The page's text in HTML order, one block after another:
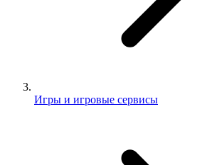
Игры и игровые сервисы